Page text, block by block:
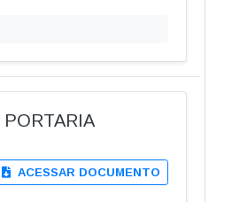
ACESSAR DOCUMENTO